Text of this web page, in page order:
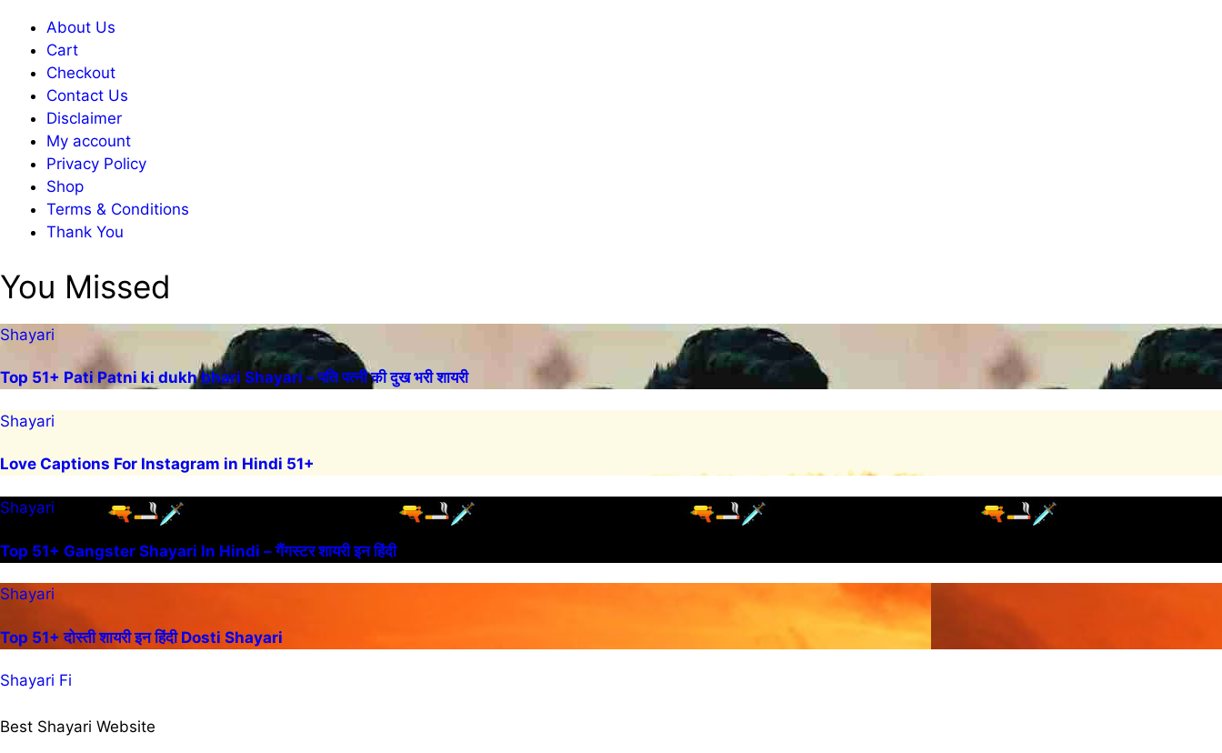
About Us
Cart
Checkout
Contact Us
Disclaimer
My account
Privacy Policy
Shop
Terms & Conditions
Thank You
You Missed
Shayari
Top 51+ Pati Patni ki dukh bhari Shayari – पति पत्नी की दुख भरी शायरी
Shayari
Love Captions For Instagram in Hindi 51+
Shayari
Top 51+ Gangster Shayari In Hindi – गैंगस्टर शायरी इन हिंदी
Shayari
Top 51+ दोस्ती शायरी इन हिंदी Dosti Shayari
Shayari Fi
Best Shayari Website